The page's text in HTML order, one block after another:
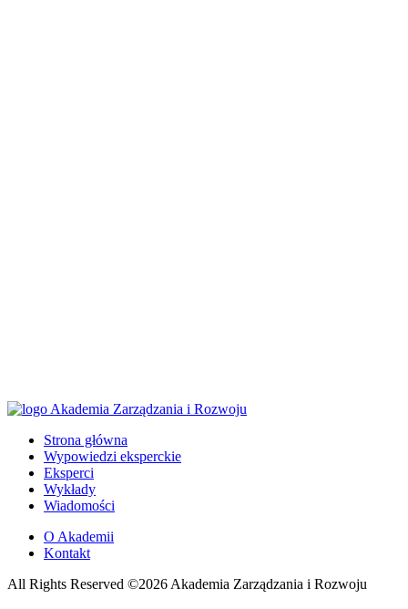
Strona główna
Wypowiedzi eksperckie
Eksperci
Wykłady
Wiadomości
O Akademii
Kontakt
All Rights Reserved ©2026 Akademia Zarządzania i Rozwoju